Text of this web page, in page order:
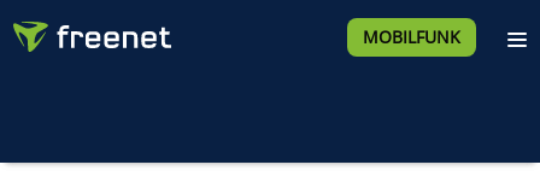
MOBILFUNK